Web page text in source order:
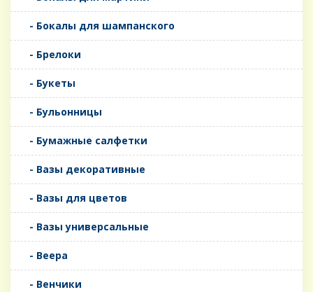
- Бокалы для шампанского
- Брелоки
- Букеты
- Бульонницы
- Бумажные салфетки
- Вазы декоративные
- Вазы для цветов
- Вазы универсальные
- Веера
- Венчики